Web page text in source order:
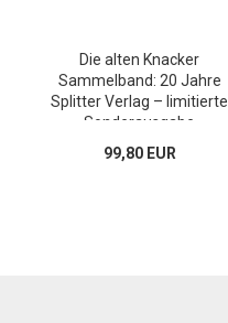
Die alten Knacker
Sammelband: 20 Jahre
Splitter Verlag – limitierte
Sonderausgabe
99,80 EUR